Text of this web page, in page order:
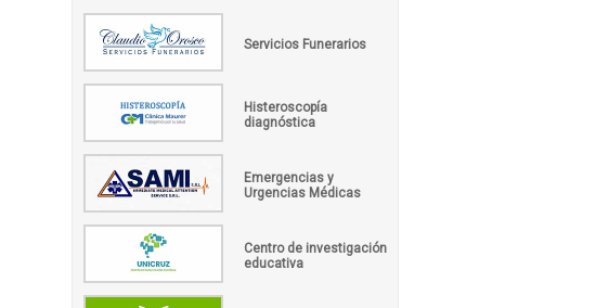
Servicios Funerarios
Histeroscopía
diagnóstica
Emergencias y
Urgencias Médicas
Centro de investigación
educativa